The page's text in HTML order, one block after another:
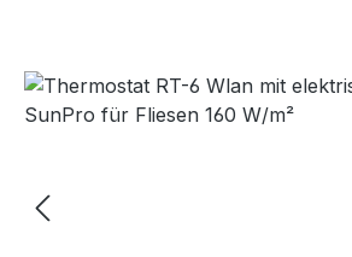
Bildergalerie überspringen